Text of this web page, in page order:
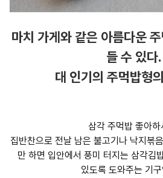
마치 가게와 같은 아름다운
들 수 있다.
대 인기의 주먹밥형
삼각 주먹밥 좋아하
집반찬으로 전날 남은 불고기나 낙지볶
만 하면 입안에서 풍미 터지는 삼각김
있도록 도와주는 기